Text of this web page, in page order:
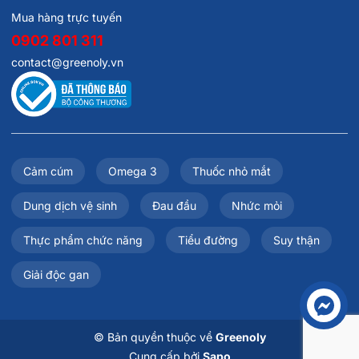
Mua hàng trực tuyến
0902 801 311
contact@greenoly.vn
Cảm cúm Omega 3 Thuốc nhỏ mắt
Dung dịch vệ sinh Đau đầu Nhức mỏi
Thực phẩm chức năng Tiểu đường Suy thận
Giải độc gan
© Bản quyền thuộc về Greenoly
Cung cấp bởi Sapo
Liên hệ